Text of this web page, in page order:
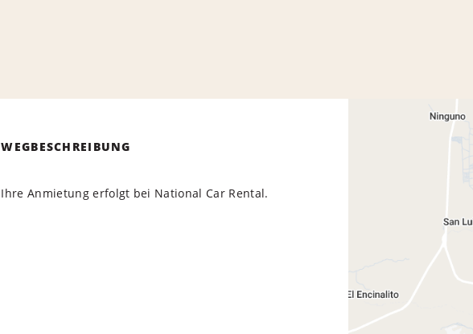
WEGBESCHREIBUNG
Ihre Anmietung erfolgt bei National Car Rental.